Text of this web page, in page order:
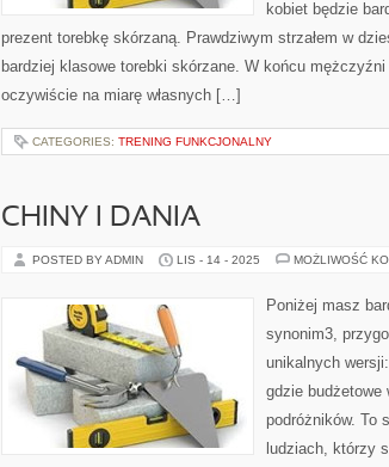
kobiet będzie
prezent torebkę skórzaną. Prawdziwym strzałem w
bardziej klasowe torebki skórzane. W końcu
oczywiście na miarę własnych […]
CATEGORIES: TRENING FUNKCJONALNY
CHINY I DANIA
POSTED BY ADMIN LIS - 14 - 2025 MOŻLIWOŚĆ
Poniżej masz
synonim3,
unikalnych
gdzie budżetowe
podróżników. To
ludziach, którzy